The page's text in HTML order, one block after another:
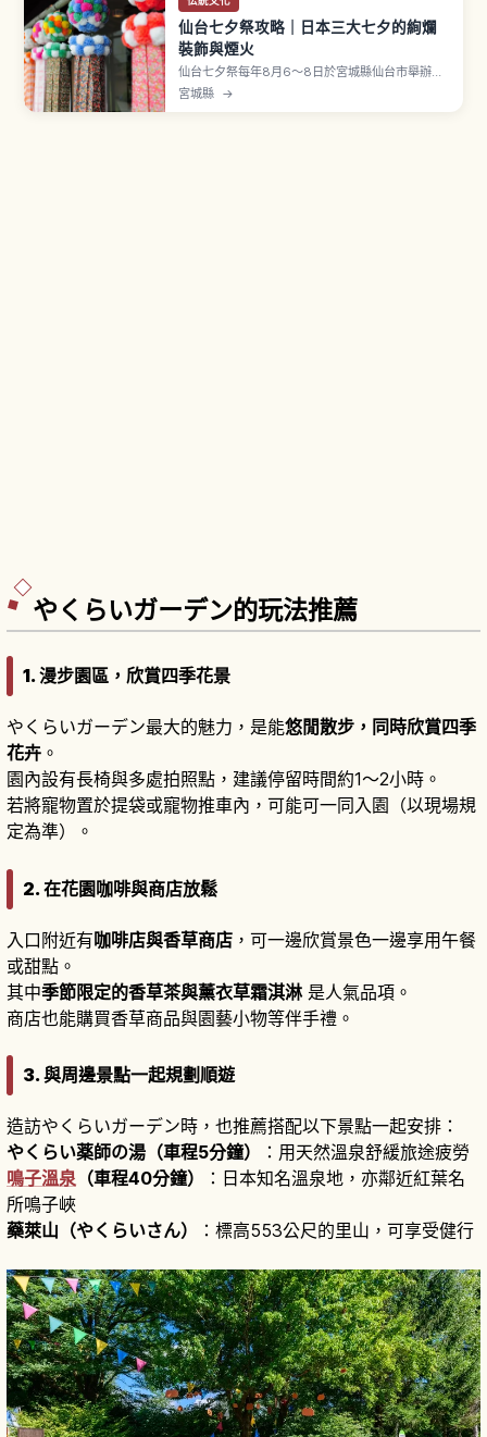
仙台七夕祭攻略｜日本三大七夕的絢爛
裝飾與煙火
仙台七夕祭每年8月6〜8日於宮城縣仙台市舉辦，
是日本三大七夕祭之一，被指定為國家重要無形民
俗文化財。相傳起源於藩祖伊達政宗祈願子女技藝
宮城縣 →
やくらいガーデン的玩法推薦
1. 漫步園區，欣賞四季花景
やくらいガーデン最大的魅力，是能悠閒散步，同時欣賞四季
花卉 。
園內設有長椅與多處拍照點，建議停留時間約1～2小時。
若將寵物置於提袋或寵物推車內，可能可一同入園（以現場規
定為準）。
2. 在花園咖啡與商店放鬆
入口附近有咖啡店與香草商店 ，可一邊欣賞景色一邊享用午餐
或甜點。
其中季節限定的香草茶與薰衣草霜淇淋是人氣品項。
商店也能購買香草商品與園藝小物等伴手禮。
3. 與周邊景點一起規劃順遊
造訪やくらいガーデン時，也推薦搭配以下景點一起安排：
やくらい薬師の湯（車程5分鐘）
：用天然溫泉舒緩旅途疲勞
鳴子溫泉 （車程40分鐘）
：日本知名溫泉地，亦鄰近紅葉名
所鳴子峽
藥萊山（やくらいさん）
：標高553公尺的里山，可享受健行